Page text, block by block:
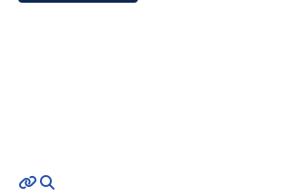
MOD_JTCS_VIEW_ARTICLE_LINK